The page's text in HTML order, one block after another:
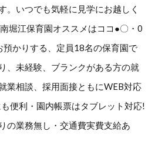
。いつでも気軽に見学にお越しく
堀江保育園オススメはココ●〇・0
かりする、定員18名の保育園で
、未経験、ブランクがある方の就
業相談、採用面接ともにWEB対応
便利・園内帳票はタブレット対応!
の業務無し・交通費実費支給あ